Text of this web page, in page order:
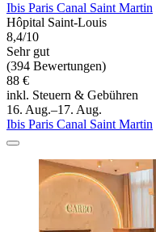
Ibis Paris Canal Saint Martin
Hôpital Saint-Louis
8,4/10
Sehr gut
(394 Bewertungen)
88 €
inkl. Steuern & Gebühren
16. Aug.–17. Aug.
Ibis Paris Canal Saint Martin